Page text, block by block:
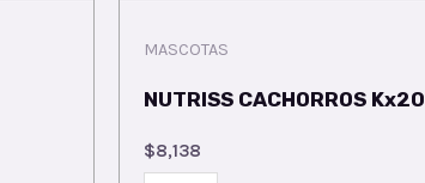
MASCOTAS
NUTRISS CACHORROS Kx20
$8,138